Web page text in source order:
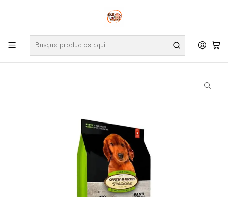
Envíos gratuitos por compras desde $24.990 en la RM (Comunas informadas
Ve nuestras zonas de cobertura diaria.
Inicio Perros Alimentos Oven Baked Cachorro Pollo 11,34 Kg